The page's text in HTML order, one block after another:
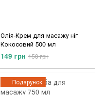
Олія-Крем для масажу ніг
Кокосовий 500 мл
149 грн 158 грн
Подарунок